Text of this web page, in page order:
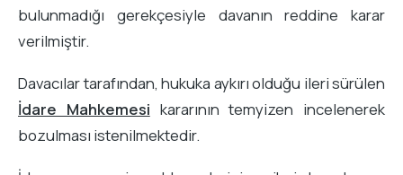
bulunmadığı gerekçesiyle davanın reddine karar
verilmiştir.
Davacılar tarafından, hukuka aykırı olduğu ileri sürülen
İdare Mahkemesi kararının temyizen incelenerek
bozulması istenilmektedir.